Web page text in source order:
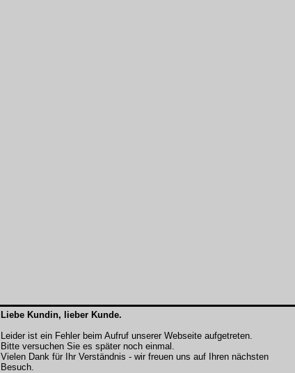
Liebe Kundin, lieber Kunde.
Leider ist ein Fehler beim Aufruf unserer Webseite aufgetreten.
Bitte versuchen Sie es später noch einmal.
Vielen Dank für Ihr Verständnis - wir freuen uns auf Ihren nächsten
Besuch.